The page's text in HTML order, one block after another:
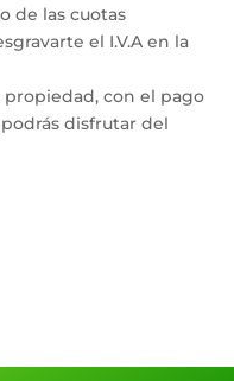
de las cuotas
el I.V.A en la
con el pago
disfrutar del